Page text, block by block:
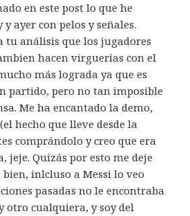
en este post lo que he
ayer con pelos y señales.
análisis que los jugadores
hacen virguerías con el
más lograda ya que es
partido, pero no tan imposible
Me ha encantado la demo,
hecho que lleve desde la
comprándolo y creo que era
jeje. Quizás por esto me deje
inlcluso a Messi lo veo
pasadas no le encontraba
otro cualquiera, y soy del